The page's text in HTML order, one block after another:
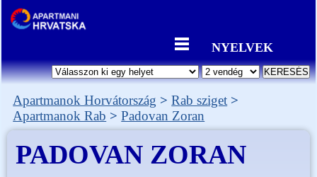
NYELVEK
Apartmanok Horvátország
Rab sziget
Apartmanok Rab
Padovan Zoran
PADOVAN ZORAN